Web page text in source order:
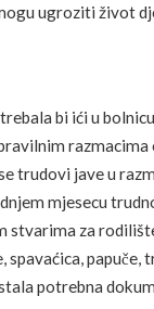
ugroziti život
bi ići u
razmacima
trudovi jave u
mjesecu
stvarima za
papuče,
potrebna